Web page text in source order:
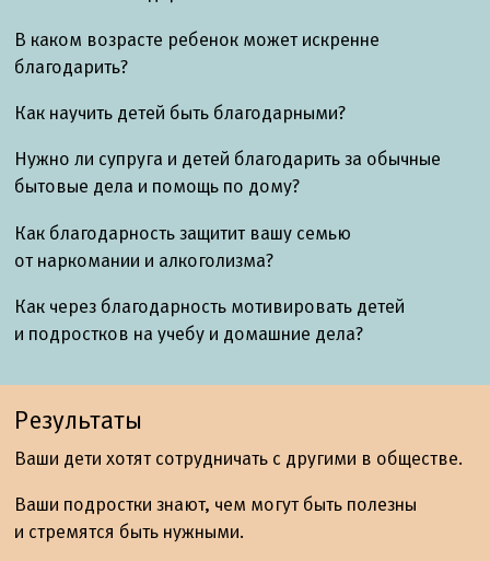
В каком возрасте ребенок может искренне
благодарить?
Как научить детей быть благодарными?
Нужно ли супруга и детей благодарить за обычные
бытовые дела и помощь по дому?
Как благодарность защитит вашу семью
от наркомании и алкоголизма?
Как через благодарность мотивировать детей
и подростков на учебу и домашние дела?
Результаты
Ваши дети хотят сотрудничать с другими в обществе.
Ваши подростки знают, чем могут быть полезны
и стремятся быть нужными.